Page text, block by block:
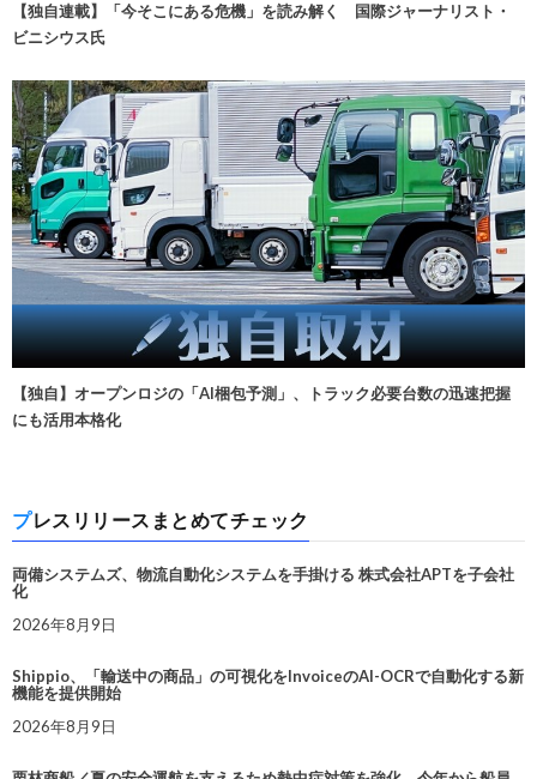
【独自連載】「今そこにある危機」を読み解く 国際ジャーナリスト・
ビニシウス氏
【独自】オープンロジの「AI梱包予測」、トラック必要台数の迅速把握
にも活用本格化
プレスリリースまとめてチェック
両備システムズ、物流自動化システムを手掛ける 株式会社APTを子会社
化
2026年8月9日
Shippio、「輸送中の商品」の可視化をInvoiceのAI-OCRで自動化する新
機能を提供開始
2026年8月9日